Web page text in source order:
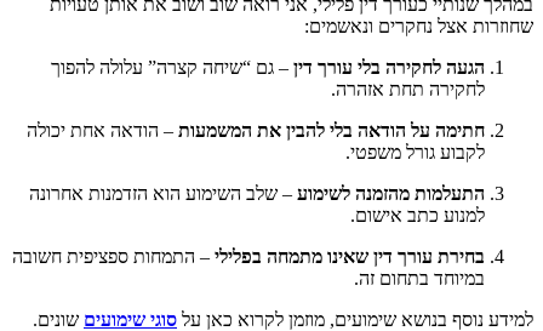
שחוזרות אצל נחקרים ונאשמים:
הגעה לחקירה בלי עורך דין – גם “שיחה קצרה” עלולה להפוך
לחקירה תחת אזהרה.
חתימה על הודאה בלי להבין את המשמעות – הודאה אחת יכולה
לקבוע גורל משפטי.
התעלמות מהזמנה לשימוע – שלב השימוע הוא הזדמנות אחרונה
למנוע כתב אישום.
בחירת עורך דין שאינו מתמחה בפלילי – התמחות ספציפית חשובה
במיוחד בתחום זה.
למידע נוסף בנושא שימועים, מוזמן לקרוא כאן על סוגי שימועים שונים.